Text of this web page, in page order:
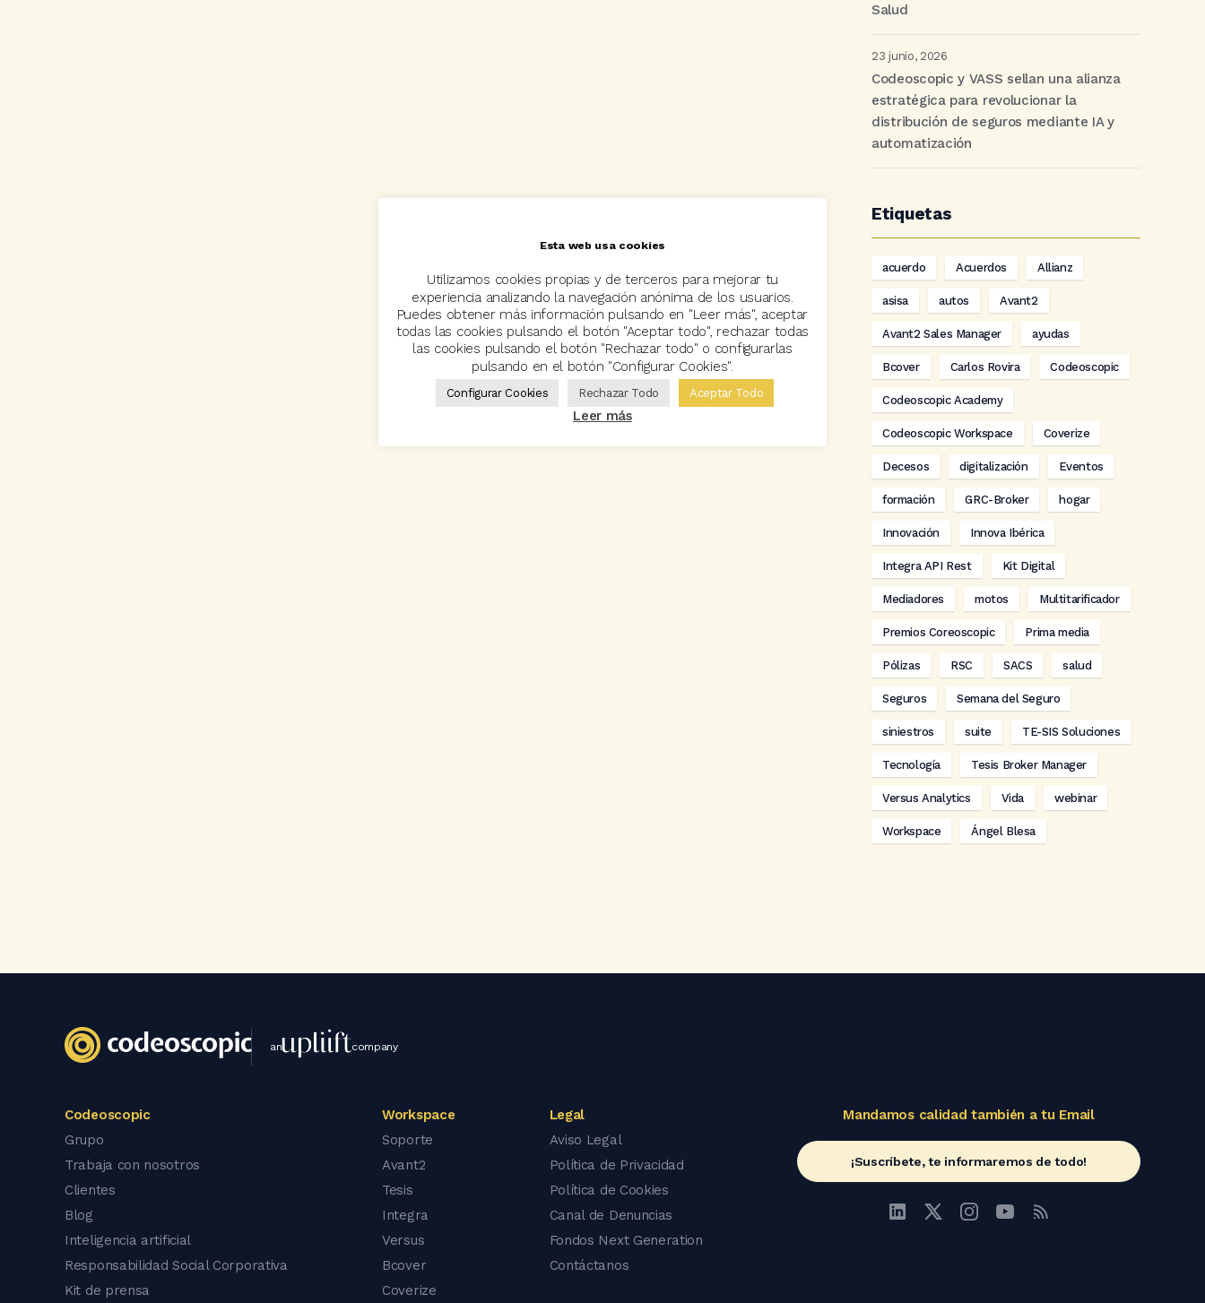
Salud
23 junio, 2026
Codeoscopic y VASS sellan una alianza
estratégica para revolucionar la
distribución de seguros mediante IA y
automatización
Etiquetas
acuerdo Acuerdos Allianz
asisa autos Avant2
Avant2 Sales Manager ayudas
Bcover Carlos Rovira Codeoscopic
Codeoscopic Academy
Codeoscopic Workspace Coverize
Decesos digitalización Eventos
formación GRC-Broker hogar
Innovación Innova Ibérica
Integra API Rest Kit Digital
Mediadores motos Multitarificador
Premios Coreoscopic Prima media
Pólizas RSC SACS salud
Seguros Semana del Seguro
siniestros suite TE-SIS Soluciones
Tecnología Tesis Broker Manager
Versus Analytics Vida webinar
Workspace Ángel Blesa
an company
Codeoscopic
Grupo
Trabaja con nosotros
Clientes
Blog
Inteligencia artificial
Responsabilidad Social Corporativa
Kit de prensa
Workspace
Soporte
Avant2
Tesis
Integra
Versus
Bcover
Coverize
Legal
Aviso Legal
Política de Privacidad
Política de Cookies
Canal de Denuncias
Fondos Next Generation
Contáctanos
Mandamos calidad también a tu Email
¡Suscríbete, te informaremos de todo!
Esta web usa cookies
Utilizamos cookies propias y de terceros para mejorar tu
experiencia analizando la navegación anónima de los usuarios.
Puedes obtener más información pulsando en "Leer más", aceptar
todas las cookies pulsando el botón "Aceptar todo", rechazar todas
las cookies pulsando el botón "Rechazar todo" o configurarlas
pulsando en el botón "Configurar Cookies".
Configurar Cookies Rechazar Todo Aceptar Todo
Leer más